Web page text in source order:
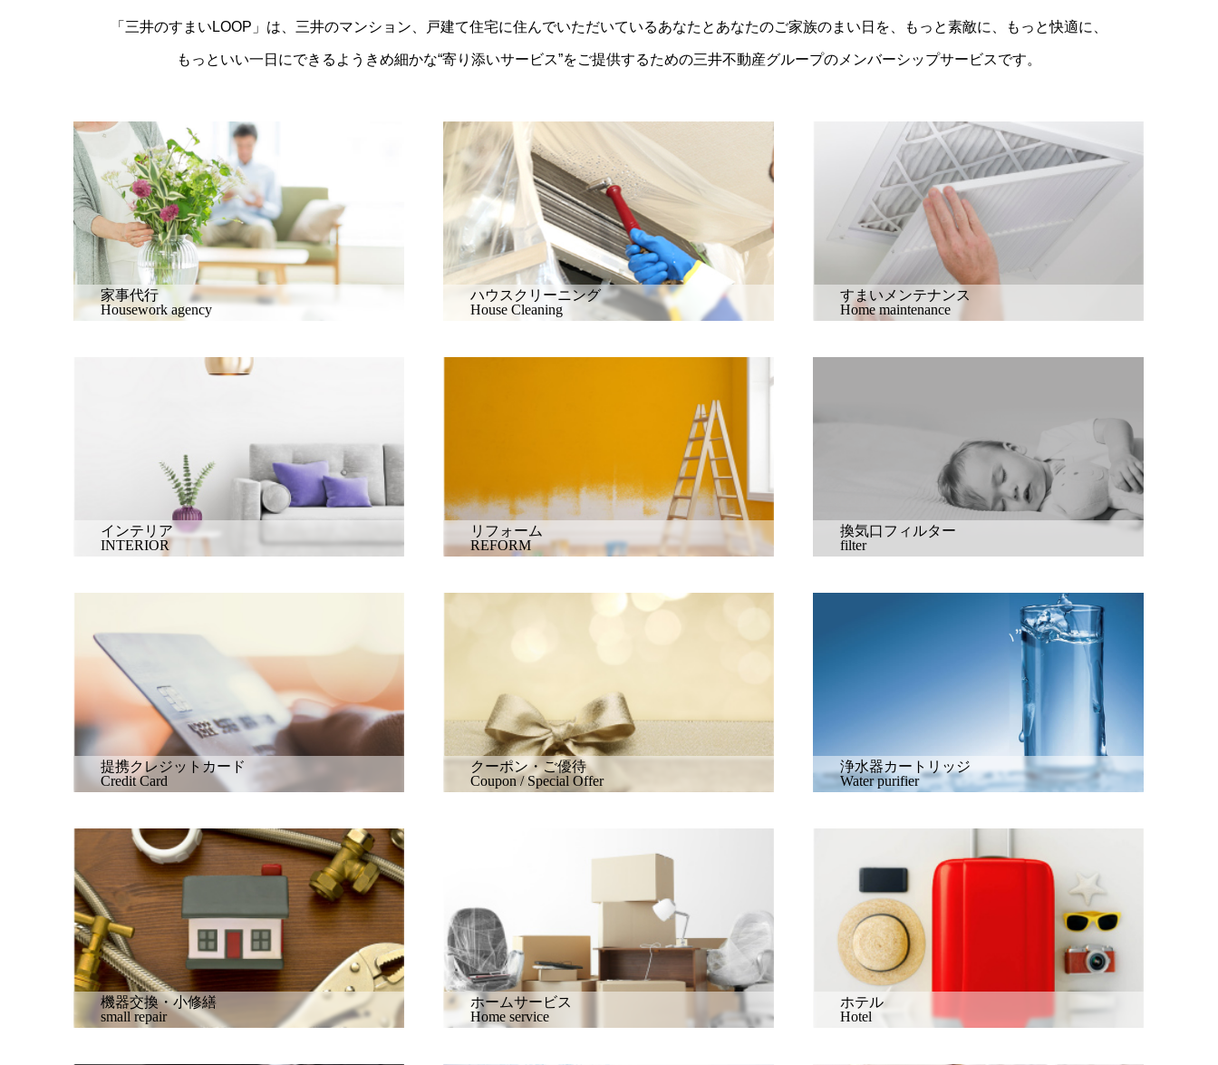
「三井のすまいLOOP」は、三井のマンション、戸建て住宅に住んでいただいているあなたとあなたのご家族のまい日を、もっと素敵に、もっと快適に、
もっといい一日にできるようきめ細かな“寄り添いサービス”をご提供するための三井不動産グループのメンバーシップサービスです。
家事代行
Housework agency
ハウスクリーニング
House Cleaning
すまいメンテナンス
Home maintenance
インテリア
INTERIOR
リフォーム
REFORM
換気口フィルター
filter
提携クレジットカード
Credit Card
クーポン・ご優待
Coupon / Special Offer
浄水器カートリッジ
Water purifier
機器交換・小修繕
small repair
ホームサービス
Home service
ホテル
Hotel